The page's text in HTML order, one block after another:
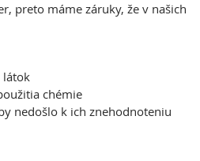
preto máme záruky, že v našich
látok
chémie
nedošlo k ich znehodnoteniu